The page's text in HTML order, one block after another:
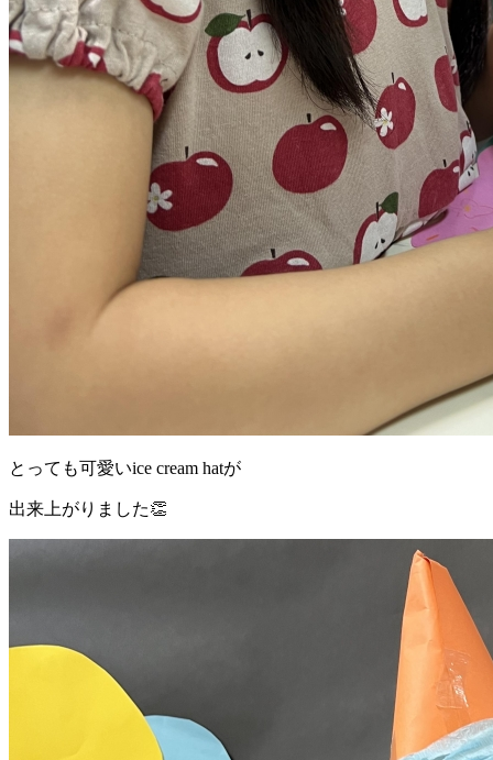
とっても可愛いice cream hatが
出来上がりました👏